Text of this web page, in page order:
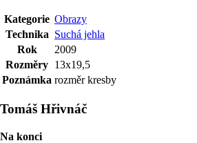
Kategorie Obrazy
Technika Suchá jehla
Rok
2009
Rozměry 13x19,5
Poznámka rozměr kresby
Tomáš Hřivnáč
Na konci